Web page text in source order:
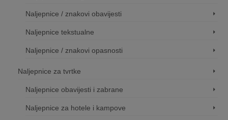
Naljepnice / znakovi obavijesti
Naljepnice tekstualne
Naljepnice / znakovi opasnosti
Naljepnice za tvrtke
Naljepnice obavijesti i zabrane
Naljepnice za hotele i kampove